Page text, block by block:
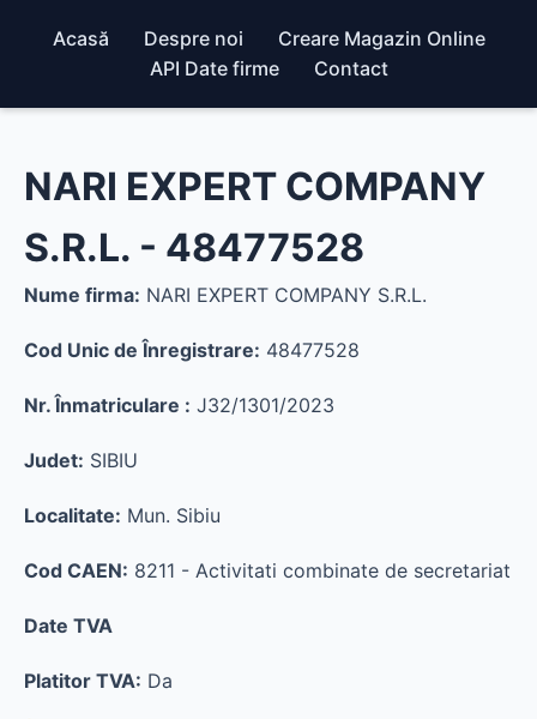
Acasă Despre noi
Creare Magazin Online
API Date firme
Contact
NARI EXPERT COMPANY
S.R.L. - 48477528
Nume firma: NARI EXPERT COMPANY S.R.L.
Cod Unic de Înregistrare: 48477528
Nr. Înmatriculare : J32/1301/2023
Judet: SIBIU
Localitate: Mun. Sibiu
Cod CAEN: 8211 - Activitati combinate de secretariat
Date TVA
Platitor TVA: Da